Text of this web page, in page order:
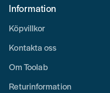
Information
Köpvillkor
Kontakta oss
Om Toolab
Returinformation